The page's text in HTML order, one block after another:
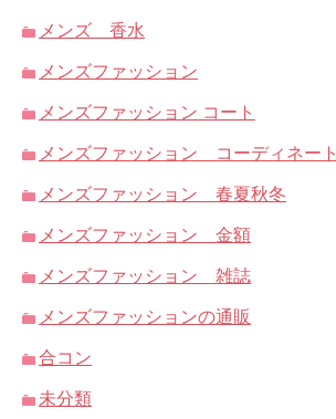
メンズ 香水
メンズファッション
メンズファッション コート
メンズファッション コーディネート
メンズファッション 春夏秋冬
メンズファッション 金額
メンズファッション 雑誌
メンズファッションの通販
合コン
未分類